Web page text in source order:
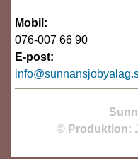
Mobil:
076-007 66 90
E-post:
© Produktion: